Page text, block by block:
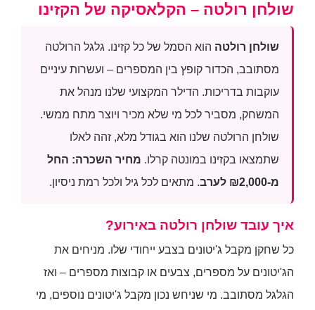
שולחן רולטה – הקלאסיקה של הקזינו
שולחן רולטה הוא הסמל של כל קזינו. גלגל הרולטה
מסתובב, הכדור קופץ בין המספרים – ועשרות עיניים
עוקבות בדריכות. הדילר המקצועי שלנו מנהל את
המשחק, מסביר לכל מי שלא מכיר ויוצר מתח ממשי.
שולחן הרולטה שלנו הוא בגודל מלא, זהה לאלו
שתמצאו בקזינו במונטה קרלו. מחיר השכרה: החל
מ-₪2,000 לערב
. מתאים לכל גיל ולכל רמת ניסיון.
איך עובד שולחן רולטה באירוע?
כל שחקן מקבל ג'יטונים בצבע ייחודי שלו. מניחים את
הג'יטונים על מספרים, צבעים או קבוצות מספרים – ואז
הגלגל מסתובב. מי שניחש נכון מקבל ג'יטונים נוספים, מי